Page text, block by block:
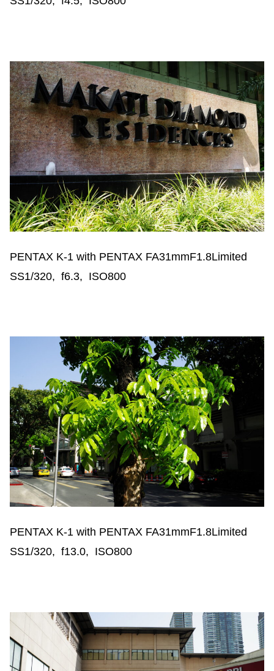
PENTAX K-1 with PENTAX FA31mmF1.8Limited
SS1/320, f6.3, ISO800
PENTAX K-1 with PENTAX FA31mmF1.8Limited
SS1/320, f13.0, ISO800